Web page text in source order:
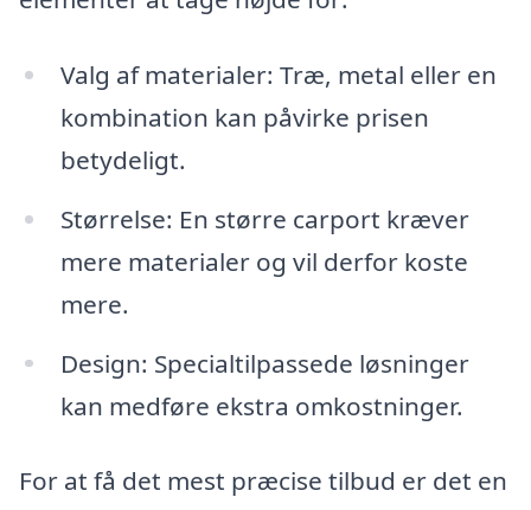
Valg af materialer: Træ, metal eller en
kombination kan påvirke prisen
betydeligt.
Størrelse: En større carport kræver
mere materialer og vil derfor koste
mere.
Design: Specialtilpassede løsninger
kan medføre ekstra omkostninger.
For at få det mest præcise tilbud er det en